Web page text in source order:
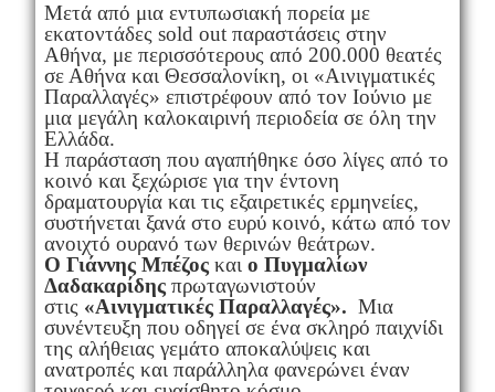
Mετά από μια εντυπωσιακή πορεία με
εκατοντάδες sold out παραστάσεις στην
Αθήνα, με περισσότερους από 200.000 θεατές
σε Αθήνα και Θεσσαλονίκη, οι «Αινιγματικές
Παραλλαγές» επιστρέφουν από τον Ιούνιο με
μια μεγάλη καλοκαιρινή περιοδεία σε όλη την
Ελλάδα.
Η παράσταση που αγαπήθηκε όσο λίγες από το
κοινό και ξεχώρισε για την έντονη
δραματουργία και τις εξαιρετικές ερμηνείες,
συστήνεται ξανά στο ευρύ κοινό, κάτω από τον
ανοιχτό ουρανό των θερινών θεάτρων.
Ο Γιάννης Μπέζοςκαιο Πυγμαλίων
Δαδακαρίδης πρωταγωνιστούν
στις «Αινιγματικές Παραλλαγές». Μια
συνέντευξη που οδηγεί σε ένα σκληρό παιχνίδι
της αλήθειας γεμάτο αποκαλύψεις και
ανατροπές και παράλληλα φανερώνει έναν